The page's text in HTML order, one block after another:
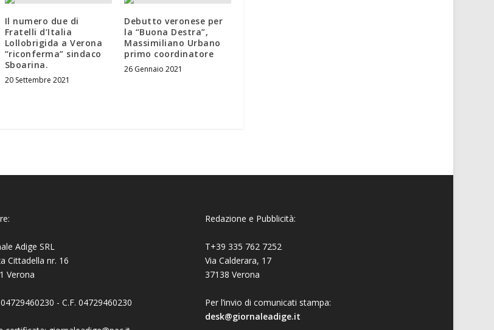
Il numero due di
Fratelli d’Italia
Lollobrigida a Verona
“riconferma” sindaco
Sboarina.
20 Settembre 2021
Debutto veronese per
la “Buona Destra”,
Massimiliano Urbano
primo coordinatore
26 Gennaio 2021
Adige SRL
Cittadella nr. 16
Verona
- C.F. 04729460230
Redazione e Pubblicità:
T+39 335 762 7252
Via Calderara, 17
37138 Verona
Per l’invio di comunicati stampa:
desk@giornaleadige.it